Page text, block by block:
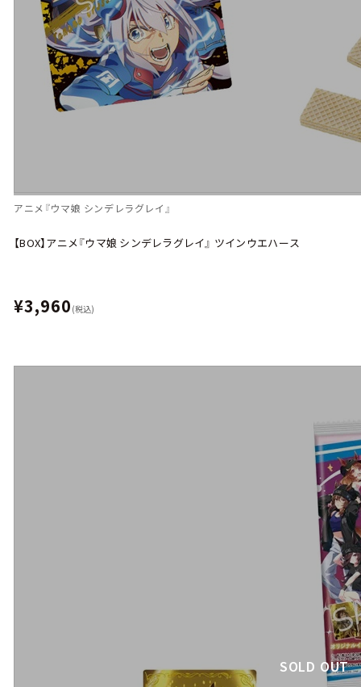
アニメ『ウマ娘 シンデレラグレイ』
【BOX】アニメ『ウマ娘 シンデレラグレイ』 ツインウエハース
¥3,960 (税込)
SOLD OUT